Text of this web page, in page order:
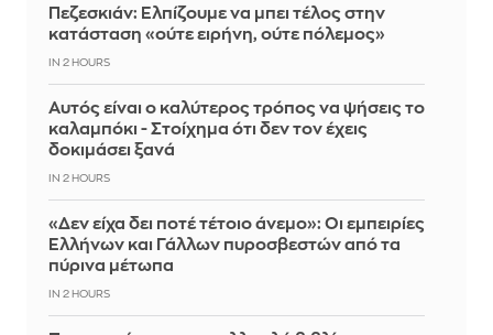
Πεζεσκιάν: Ελπίζουμε να μπει τέλος στην
κατάσταση «ούτε ειρήνη, ούτε πόλεμος»
IN 2 HOURS
Αυτός είναι ο καλύτερος τρόπος να ψήσεις το
καλαμπόκι - Στοίχημα ότι δεν τον έχεις
δοκιμάσει ξανά
IN 2 HOURS
«Δεν είχα δει ποτέ τέτοιο άνεμο»: Οι εμπειρίες
Ελλήνων και Γάλλων πυροσβεστών από τα
πύρινα μέτωπα
IN 2 HOURS